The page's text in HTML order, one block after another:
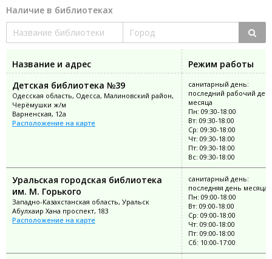
Наличие в библиотеках
Название и адрес
Режим работы
Детская библиотека №39
Одесская область, Одесса, Малиновский район,
Черёмушки ж/м
Варненская, 12а
Расположение на карте
санитарный день:
последний рабочий
месяца
Пн: 09:30-18:00
Вт: 09:30-18:00
Ср: 09:30-18:00
Чт: 09:30-18:00
Пт: 09:30-18:00
Вс: 09:30-18:00
Уральская городская библиотека
им. М. Горького
Западно-Казахстанская область, Уральск
Абулхаир Хана проспект, 183
Расположение на карте
санитарный день:
последняя день месяца
Пн: 09:00-18:00
Вт: 09:00-18:00
Ср: 09:00-18:00
Чт: 09:00-18:00
Пт: 09:00-18:00
Сб: 10:00-17:00